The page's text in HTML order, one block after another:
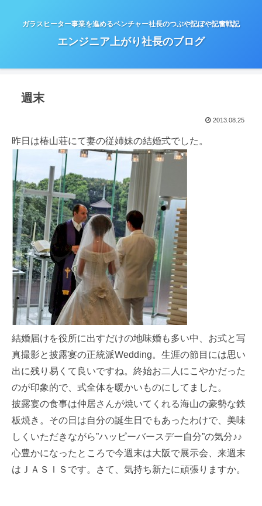
ガラスヒーター事業を進めるベンチャー社長のつぶや記ぼや記奮戦記
エンジニア上がり社長のブログ
週末
2013.08.25
昨日は椿山荘にて妻の従姉妹の結婚式でした。
結婚届けを役所に出すだけの地味婚も多い中、お式と写
真撮影と披露宴の正統派Wedding。生涯の節目には思い
出に残り易くて良いですね。終始お二人にこやかだった
のが印象的で、式全体を暖かいものにしてました。
披露宴の食事は仲居さんが焼いてくれる海山の豪勢な鉄
板焼き。その日は自分の誕生日でもあったわけで、美味
しくいただきながら”ハッピーバースデー自分”の気分♪♪
心豊かになったところで今週末は大阪で展示会、来週末
はＪＡＳＩＳです。さて、気持ち新たに頑張りますか。